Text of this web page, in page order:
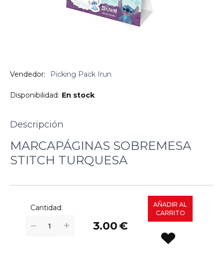
Vendedor: Picking Pack Irun
Disponibilidad: En stock
Descripción
MARCAPÁGINAS SOBREMESA
STITCH TURQUESA
Cantidad:
+
− 3.00€
AÑADIR AL
CARRITO